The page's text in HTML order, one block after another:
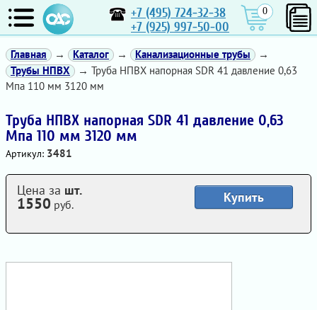
+7 (495) 724-32-38
+7 (925) 997-50-00
0
Главная → Каталог → Канализационные трубы
→
Трубы НПВХ
→ Труба НПВХ напорная SDR 41 давление 0,63
Мпа 110 мм 3120 мм
Труба НПВХ напорная SDR 41 давление 0,63
Мпа 110 мм 3120 мм
Артикул: 3481
Купить
Цена за шт.
1550 руб.